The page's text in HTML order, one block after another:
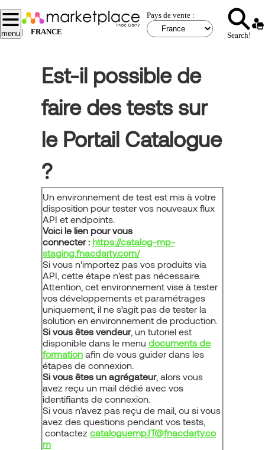
Aller
au
contenu
principal
menu | FRANCE
Pays de vente :
Search!
Est-il possible de
faire des tests sur
le Portail Catalogue
?
Un environnement de test est mis à votre
disposition pour tester vos nouveaux flux
API et endpoints.
Voici le lien pour vous
connecter : https://catalog-mp-
staging.fnacdarty.com/
Si vous n'importez pas vos produits via
API, cette étape n'est pas nécessaire.
Attention, cet environnement vise à tester
vos développements et paramétrages
uniquement, il ne s’agit pas de tester la
solution en environnement de production.
Si vous êtes vendeur, un tutoriel est
disponible dans le menu documents de
formation afin de vous guider dans les
étapes de connexion.
Si vous êtes un agrégateur, alors vous
avez reçu un mail dédié avec vos
identifiants de connexion.
Si vous n'avez pas reçu de mail, ou si vous
avez des questions pendant vos tests,
contactez cataloguemp.IT@fnacdarty.co
m